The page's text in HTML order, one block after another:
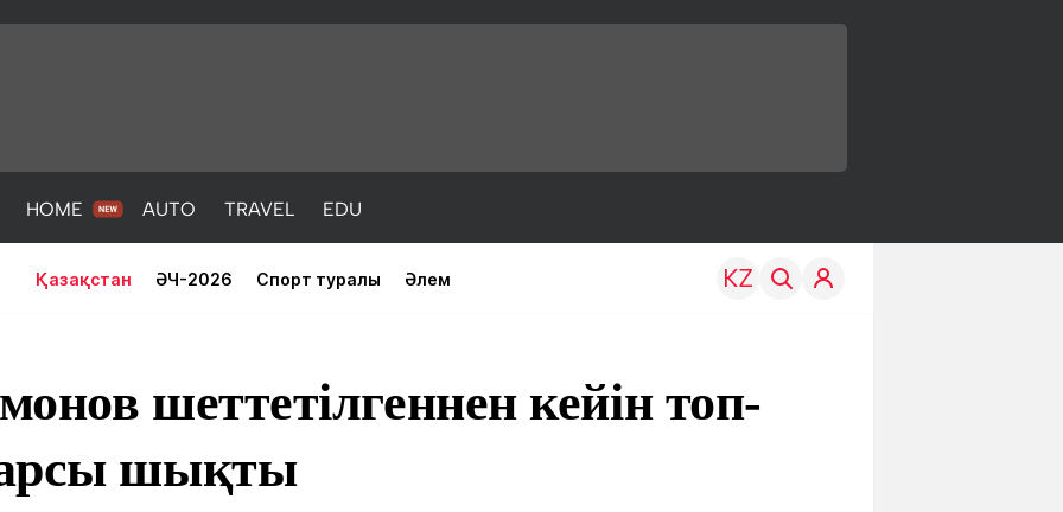
HOME AUTO TRAVEL EDU
Қазақстан ӘЧ-2026 Спорт туралы Әлем
шеттетілгеннен кейін топ-
шықты